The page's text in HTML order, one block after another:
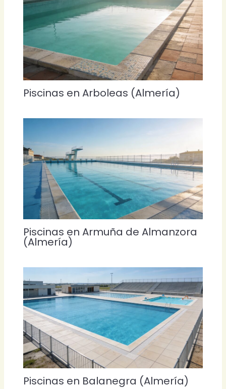
Piscinas en Arboleas (Almería)
Piscinas en Armuña de Almanzora
(Almería)
Piscinas en Balanegra (Almería)